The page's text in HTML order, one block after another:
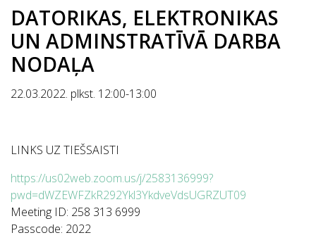
DATORIKAS, ELEKTRONIKAS
UN ADMINSTRATĪVĀ DARBA
NODAĻA
22.03.2022. plkst. 12:00-13:00
LINKS UZ TIEŠSAISTI
https://us02web.zoom.us/j/2583136999?
pwd=dWZEWFZkR292Ykl3YkdveVdsUGRZUT09
Meeting ID: 258 313 6999
Passcode: 2022